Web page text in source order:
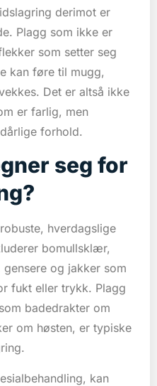
derimot er
Plagg som ikke er
som setter seg
kan føre til mugg,
Det er altså ikke
er farlig, men
forhold.
seg for
hverdagslige
bomullsklær,
og jakker som
fukt eller trykk. Plagg
badedrakter om
om høsten, er typiske
kan